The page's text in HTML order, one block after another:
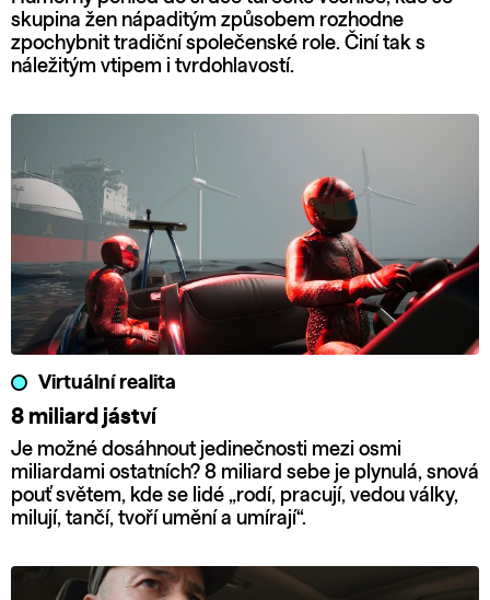
skupina žen nápaditým způsobem rozhodne
zpochybnit tradiční společenské role. Činí tak s
náležitým vtipem i tvrdohlavostí.
Virtuální realita
8 miliard jáství
Je možné dosáhnout jedinečnosti mezi osmi
miliardami ostatních? 8 miliard sebe je plynulá, snová
pouť světem, kde se lidé „rodí, pracují, vedou války,
milují, tančí, tvoří umění a umírají“.